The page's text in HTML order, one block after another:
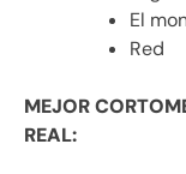
El
Red
MEJOR
REAL: